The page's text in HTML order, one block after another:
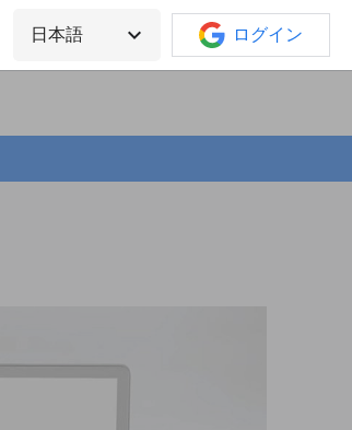
日本語 expand_more ログイン